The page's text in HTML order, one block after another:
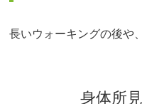
長いウォーキングの後や
身体所